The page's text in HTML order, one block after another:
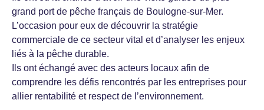
grand port de pêche français de Boulogne-sur-Mer.
L’occasion pour eux de découvrir la stratégie
commerciale de ce secteur vital et d’analyser les enjeux
liés à la pêche durable.
Ils ont échangé avec des acteurs locaux afin de
comprendre les défis rencontrés par les entreprises pour
allier rentabilité et respect de l’environnement.